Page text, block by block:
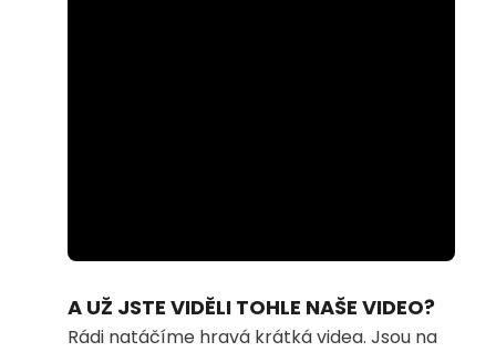
100.00%
A UŽ JSTE VIDĚLI TOHLE NAŠE VIDEO?
Rádi natáčíme hravá krátká videa. Jsou na